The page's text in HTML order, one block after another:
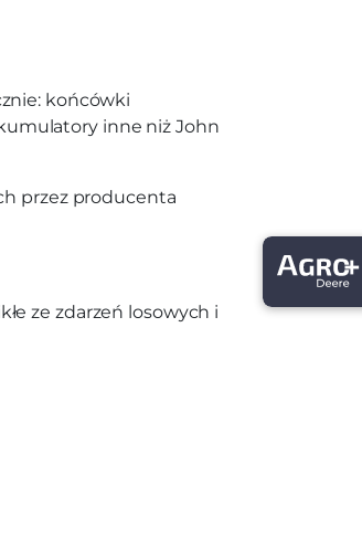
końcówki
inne niż John
przez producenta
ze zdarzeń losowych i